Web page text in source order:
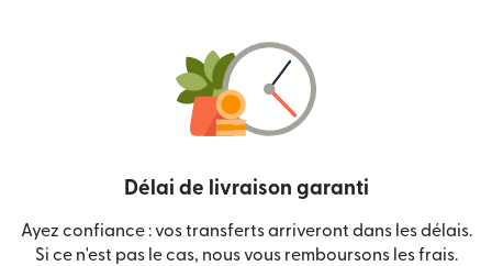
Délai de livraison garanti
Ayez confiance : vos transferts arriveront dans les délais.
Si ce n'est pas le cas, nous vous remboursons les frais.